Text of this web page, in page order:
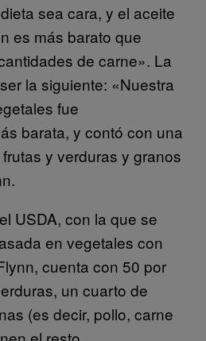
sea cara, y el aceite
es más barato que
de carne». La
la siguiente: «Nuestra
fue
barata, y contó con una
y verduras y granos
USDA, con la que se
en vegetales con
cuenta con 50 por
un cuarto de
(es decir, pollo, carne